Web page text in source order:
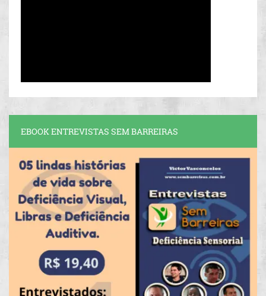
EBOOK ENTREVISTAS SEM BARREIRAS